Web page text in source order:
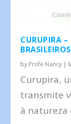
CURUPIRA
BRASILEIROS
by Profe Nancy |
Curupira,
transmite
à natureza